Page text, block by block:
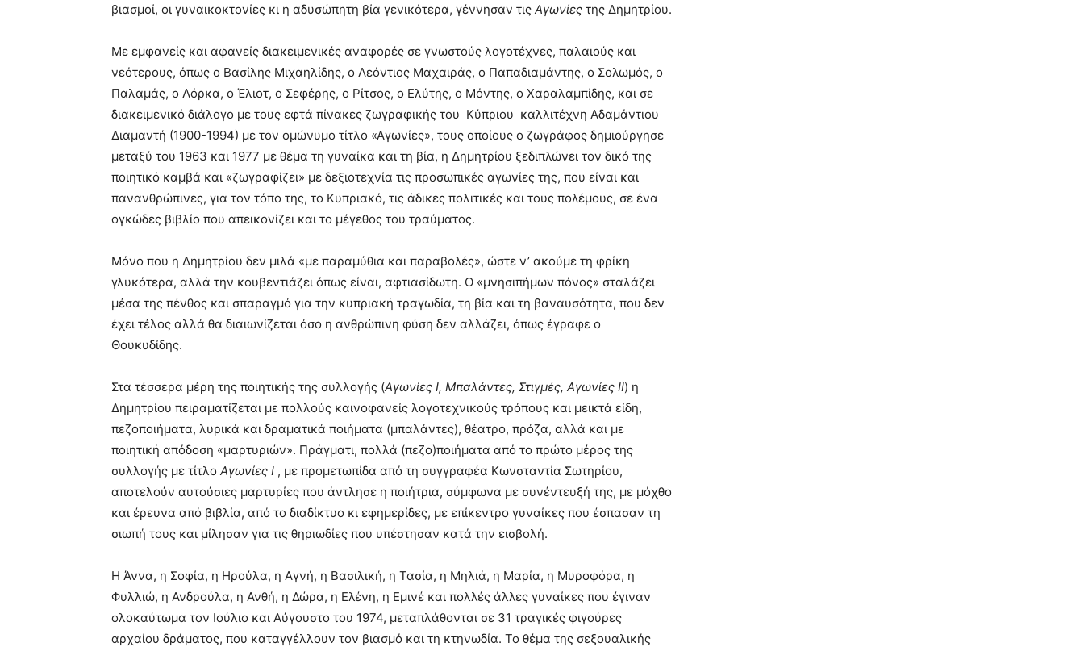
βιασμοί, οι γυναικοκτονίες κι η αδυσώπητη βία γενικότερα, γέννησαν τις Αγωνίες της Δημητρίου.
Με εμφανείς και αφανείς διακειμενικές αναφορές σε γνωστούς λογοτέχνες, παλαιούς και
νεότερους, όπως ο Βασίλης Μιχαηλίδης, ο Λεόντιος Μαχαιράς, ο Παπαδιαμάντης, ο Σολωμός, ο
Παλαμάς, ο Λόρκα, ο Έλιοτ, ο Σεφέρης, ο Ρίτσος, ο Ελύτης, ο Μόντης, ο Χαραλαμπίδης, και σε
διακειμενικό διάλογο με τους εφτά πίνακες ζωγραφικής του Κύπριου καλλιτέχνη Αδαμάντιου
Διαμαντή (1900-1994) με τον ομώνυμο τίτλο «Αγωνίες», τους οποίους ο ζωγράφος δημιούργησε
μεταξύ του 1963 και 1977 με θέμα τη γυναίκα και τη βία, η Δημητρίου ξεδιπλώνει τον δικό της
ποιητικό καμβά και «ζωγραφίζει» με δεξιοτεχνία τις προσωπικές αγωνίες της, που είναι και
πανανθρώπινες, για τον τόπο της, το Κυπριακό, τις άδικες πολιτικές και τους πολέμους, σε ένα
ογκώδες βιβλίο που απεικονίζει και το μέγεθος του τραύματος.
Μόνο που η Δημητρίου δεν μιλά «με παραμύθια και παραβολές», ώστε ν’ ακούμε τη φρίκη
γλυκότερα, αλλά την κουβεντιάζει όπως είναι, αφτιασίδωτη. Ο «μνησιπήμων πόνος» σταλάζει
μέσα της πένθος και σπαραγμό για την κυπριακή τραγωδία, τη βία και τη βαναυσότητα, που δεν
έχει τέλος αλλά θα διαιωνίζεται όσο η ανθρώπινη φύση δεν αλλάζει, όπως έγραφε ο
Θουκυδίδης.
Στα τέσσερα μέρη της ποιητικής της συλλογής (Αγωνίες Ι, Μπαλάντες, Στιγμές, Αγωνίες ΙΙ) η
Δημητρίου πειραματίζεται με πολλούς καινοφανείς λογοτεχνικούς τρόπους και μεικτά είδη,
πεζοποιήματα, λυρικά και δραματικά ποιήματα (μπαλάντες), θέατρο, πρόζα, αλλά και με
ποιητική απόδοση «μαρτυριών». Πράγματι, πολλά (πεζο)ποιήματα από το πρώτο μέρος της
συλλογής με τίτλο Αγωνίες Ι , με προμετωπίδα από τη συγγραφέα Κωνσταντία Σωτηρίου,
αποτελούν αυτούσιες μαρτυρίες που άντλησε η ποιήτρια, σύμφωνα με συνέντευξή της, με μόχθο
και έρευνα από βιβλία, από το διαδίκτυο κι εφημερίδες, με επίκεντρο γυναίκες που έσπασαν τη
σιωπή τους και μίλησαν για τις θηριωδίες που υπέστησαν κατά την εισβολή.
Η Άννα, η Σοφία, η Ηρούλα, η Αγνή, η Βασιλική, η Τασία, η Μηλιά, η Μαρία, η Μυροφόρα, η
Φυλλιώ, η Ανδρούλα, η Ανθή, η Δώρα, η Ελένη, η Εμινέ και πολλές άλλες γυναίκες που έγιναν
ολοκαύτωμα τον Ιούλιο και Αύγουστο του 1974, μεταπλάθονται σε 31 τραγικές φιγούρες
αρχαίου δράματος, που καταγγέλλουν τον βιασμό και τη κτηνωδία. Το θέμα της σεξουαλικής